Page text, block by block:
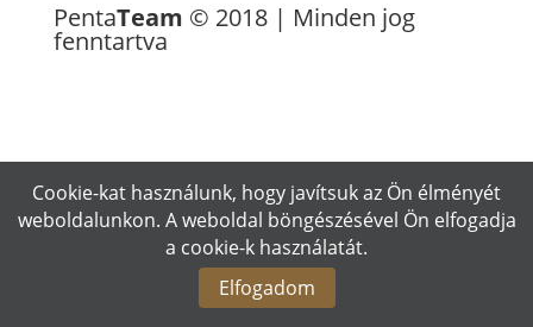
PentaTeam © 2018 | Minden jog
fenntartva
Cookie-kat használunk, hogy javítsuk az Ön élményét
weboldalunkon. A weboldal böngészésével Ön elfogadja
a cookie-k használatát.
Elfogadom